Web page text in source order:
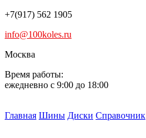
+7(917) 562 1905
info@100koles.ru
Москва
Время работы:
ежедневно с 9:00 до 18:00
Главная Шины Диски Справочник